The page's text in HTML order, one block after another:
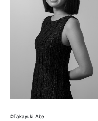
©Takayuki Abe